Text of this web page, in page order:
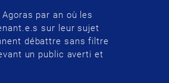
par an où les
sur leur sujet
débattre sans filtre
un public averti et